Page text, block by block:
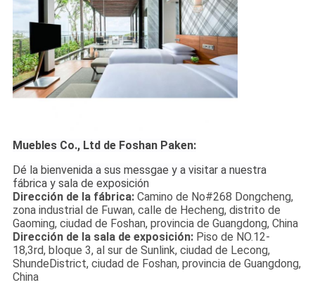
Muebles Co., Ltd de Foshan Paken:
Dé la bienvenida a sus messgae y a visitar a nuestra
fábrica y sala de exposición
Dirección de la fábrica: Camino de No#268 Dongcheng,
zona industrial de Fuwan, calle de Hecheng, distrito de
Gaoming, ciudad de Foshan, provincia de Guangdong, China
Dirección de la sala de exposición: Piso de NO.12-
18,3rd, bloque 3, al sur de Sunlink, ciudad de Lecong,
ShundeDistrict, ciudad de Foshan, provincia de Guangdong,
China